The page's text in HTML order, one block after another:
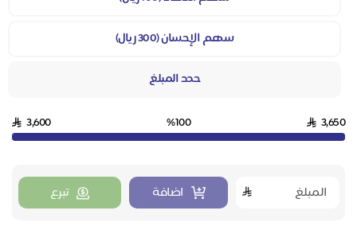
سهم الإحسان (300 ريال)
حدد المبلغ
3,650
%100
3,600
اضافة تبرع